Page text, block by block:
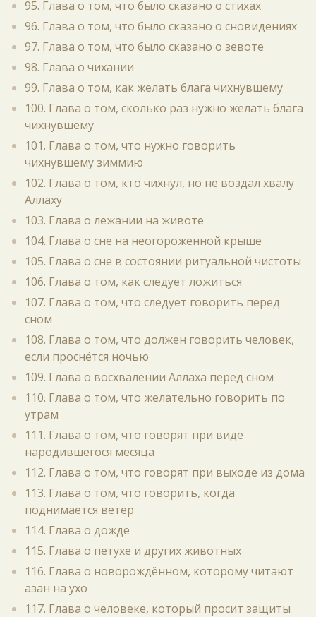
95. Глава о том, что было сказано о стихах
96. Глава о том, что было сказано о сновидениях
97. Глава о том, что было сказано о зевоте
98. Глава о чихании
99. Глава о том, как желать блага чихнувшему
100. Глава о том, сколько раз нужно желать блага
чихнувшему
101. Глава о том, что нужно говорить
чихнувшему зиммию
102. Глава о том, кто чихнул, но не воздал хвалу
Аллаху
103. Глава о лежании на животе
104. Глава о сне на неогороженной крыше
105. Глава о сне в состоянии ритуальной чистоты
106. Глава о том, как следует ложиться
107. Глава о том, что следует говорить перед
сном
108. Глава о том, что должен говорить человек,
если проснётся ночью
109. Глава о восхвалении Аллаха перед сном
110. Глава о том, что желательно говорить по
утрам
111. Глава о том, что говорят при виде
народившегося месяца
112. Глава о том, что говорят при выходе из дома
113. Глава о том, что говорить, когда
поднимается ветер
114. Глава о дожде
115. Глава о петухе и других животных
116. Глава о новорождённом, которому читают
азан на ухо
117. Глава о человеке, который просит защиты